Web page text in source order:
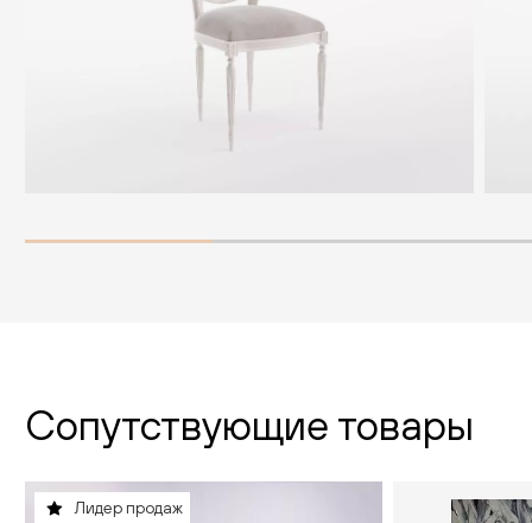
Сопутствующие товары
Лидер продаж